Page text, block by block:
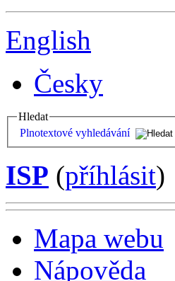
English
Česky
Hledat
Plnotextové vyhledávání
ISP (příhlásit)
Mapa webu
Nápověda